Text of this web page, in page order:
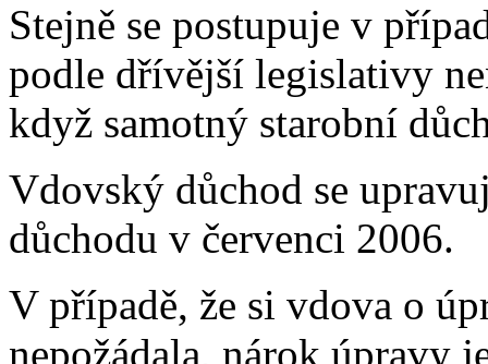
Stejně se postupuje v
podle dřívější legislativy
když samotný starobní
Vdovský důchod se
důchodu v červenci 2006.
V případě, že si vdova o
nepožádala, nárok úpravy